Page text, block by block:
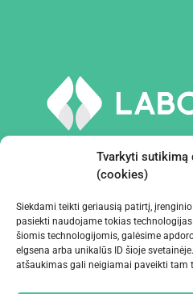
Tvarkyti sutikimą
(cookies)
Siekdami teikti geriausią patirtį,
pasiekti naudojame tokias
šiomis technologijomis, galėsime
elgsena arba unikalūs ID šioje
atšaukimas gali neigiamai paveikti tam
PRIEMONĖS IR ĮRANGA
ĮMONĖ